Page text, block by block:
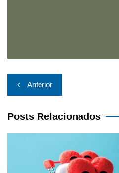
Navegação
de
Post
Anterior
Posts Relacionados